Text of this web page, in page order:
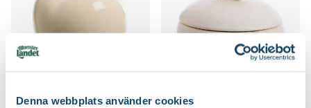
Denna webbplats använder cookies
Keramik Äpple
Keramikask Blomma